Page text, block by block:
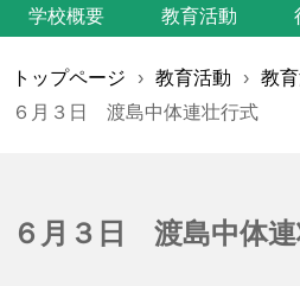
学校概要 教育活動
トップページ › 教育活動 › 教
６月３日 渡島中体連壮行式
６月３日 渡島中体